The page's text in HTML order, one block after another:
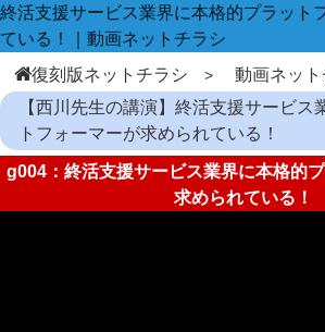
終活支援サービス業界に本格的プラット
ている！｜動画ネットチラシ
復刻版ネットチラシ
動画ネット
【西川先生の講演】終活支援サービス
トフォーマーが求められている！
g004：終活支援サービス業界に本格的
求められている！